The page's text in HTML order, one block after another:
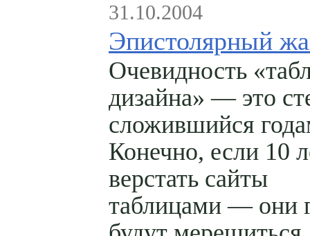
31.10.2004
Эпистолярный
Очевидность
дизайна» — это
сложившийся
Конечно, если 10
верстать сайты
таблицами — они